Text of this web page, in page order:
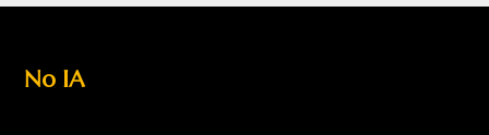
No IA